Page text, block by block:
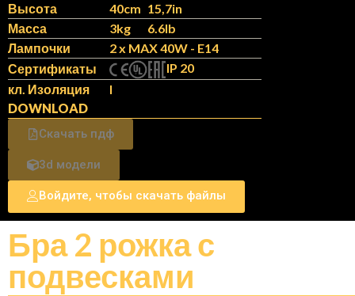
Высота
40cm 15,7in
Масса
3kg
6.6lb
Лампочки
2 x MAX 40W - E14
Сертификаты
IP 20
кл. Изоляция
I
DOWNLOAD
Скачать пдф
3d модели
Войдите, чтобы скачать файлы
Бра 2 рожка с
подвесками